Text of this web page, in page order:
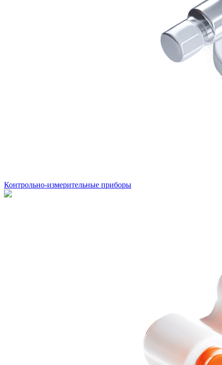
Контрольно-измерительные приборы